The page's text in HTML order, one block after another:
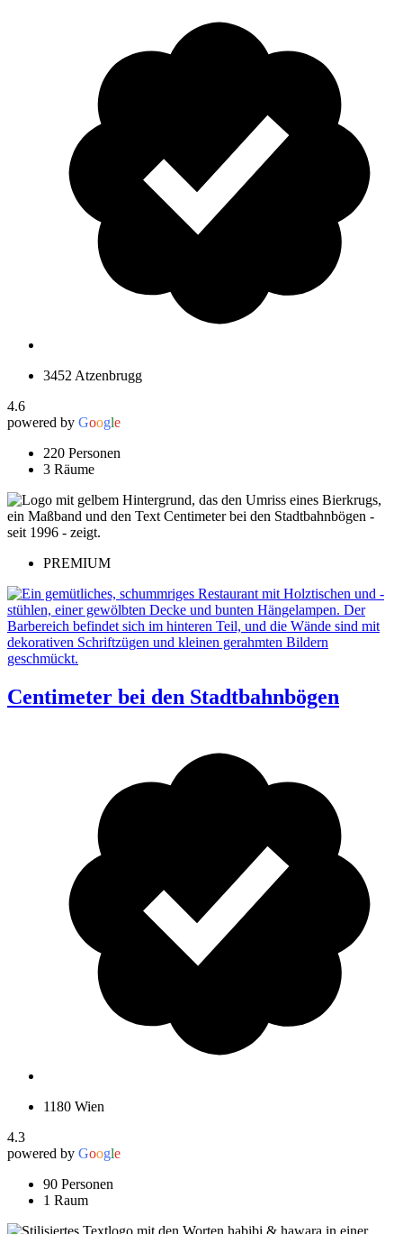
3452 Atzenbrugg
4.6
powered by Google
220 Personen
3 Räume
PREMIUM
Centimeter bei den Stadtbahnbögen
1180 Wien
4.3
powered by Google
90 Personen
1 Raum